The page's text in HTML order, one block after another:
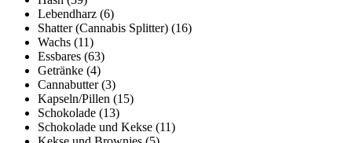
Lebendharz (6)
Shatter (Cannabis Splitter) (16)
Wachs (11)
Essbares (63)
Getränke (4)
Cannabutter (3)
Kapseln/Pillen (15)
Schokolade (13)
Schokolade und Kekse (11)